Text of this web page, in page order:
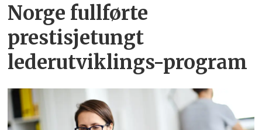
Norge fullførte
prestisjetungt
lederutviklings-program